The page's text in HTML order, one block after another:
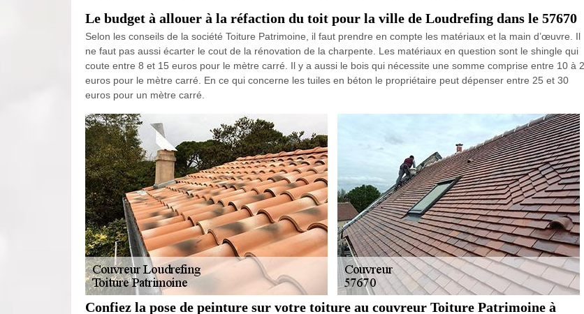
Le budget à allouer à la réfaction du toit pour la ville de Loudrefing dans le 57670
Selon les conseils de la société Toiture Patrimoine, il faut prendre en compte les matériaux et la main d’œuvre. Il
ne faut pas aussi écarter le cout de la rénovation de la charpente. Les matériaux en question sont le shingle qui
coute entre 8 et 15 euros pour le mètre carré. Il y a aussi le bois qui nécessite une somme comprise entre 10 à
euros pour le mètre carré. En ce qui concerne les tuiles en béton le propriétaire peut dépenser entre 25 et 30
euros pour un mètre carré.
Confiez la pose de peinture sur votre toiture au couvreur Toiture Patrimoine à